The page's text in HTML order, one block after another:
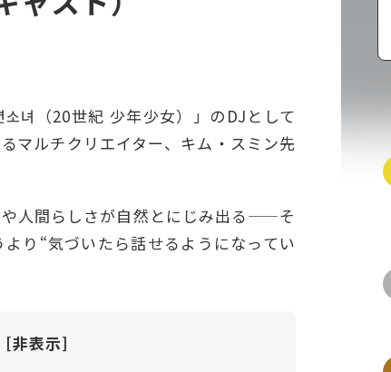
녀（20世紀 少年少女）」のDJとして
マルチクリエイター、キム・スミン先
人間らしさが自然とにじみ出る——そ
り“気づいたら話せるようになってい
[非表示]